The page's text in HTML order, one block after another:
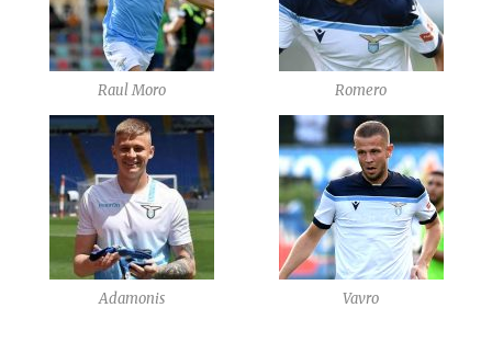
Raul Moro Romero
Adamonis Vavro